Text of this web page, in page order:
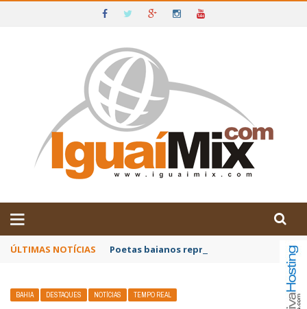
IGUAÍ E SUDOESTE DA BAHIA
ÚLTIMAS NOTÍCIAS Poetas baianos representam o Brasil no
BAHIA DESTAQUES NOTÍCIAS TEMPO REAL